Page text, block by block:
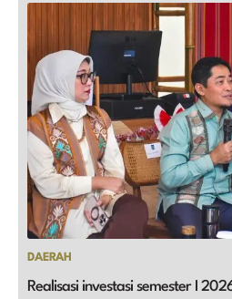
DAERAH
Realisasi investasi semester I